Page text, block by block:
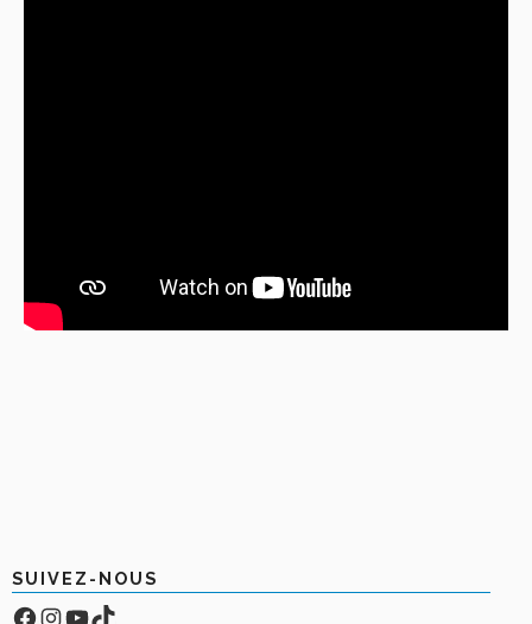
SUIVEZ-NOUS
Facebook
Compte Instagram
YouTube
TikTok